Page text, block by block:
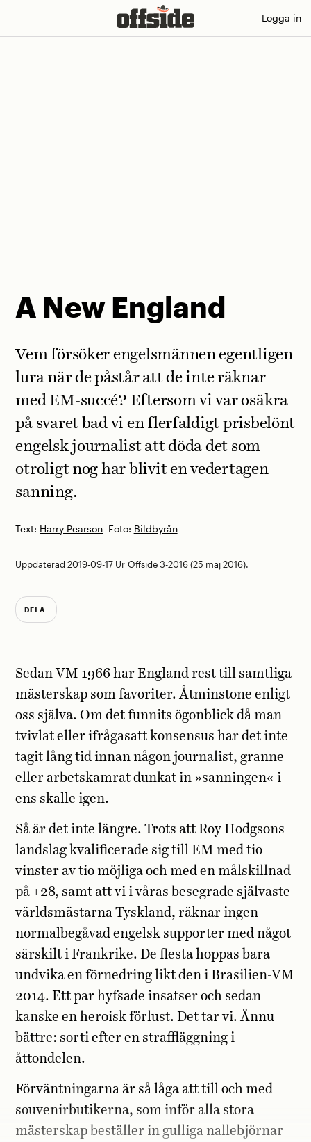
Logga in
A New England
Text: Harry Pearson Foto: Bildbyrån
Vem försöker engelsmännen egentligen
lura när de påstår att de inte räknar
med EM-succé? Eftersom vi var osäkra
på svaret bad vi en flerfaldigt prisbelönt
engelsk journalist att döda det som
otroligt nog ­har blivit en ­vedertagen
sanning.
Uppdaterad 2019-09-17 UrOffside 3-2016(25 maj 2016).
DELA
Sedan VM 1966 har England rest till samtliga
mästerskap som favoriter. Åtminstone enligt
oss själva. Om det funnits ögonblick då man
tvivlat eller ifrågasatt konsensus har det inte
tagit lång tid innan någon journalist, granne
eller arbetskamrat dunkat in »sanningen« i
ens skalle igen.
Så är det inte längre. Trots att Roy Hodgsons
landslag kvalificerade sig till EM med tio
vinster av tio möjliga och med en målskillnad
på +28, samt att vi i våras besegrade självaste
världsmästarna Tyskland, räknar ingen
normalbegåvad engelsk supporter med något
särskilt i Frankrike. De flesta hoppas bara
undvika en förnedring likt den i Brasilien-VM
2014. Ett par hyfsade insatser och sedan
kanske en heroisk förlust. Det tar vi. Ännu
bättre: sorti efter en straffläggning i
åttondelen.
Förväntningarna är så låga att till och med
souvenirbutikerna, som inför alla stora
mästerskap beställer in gulliga nallebjörnar